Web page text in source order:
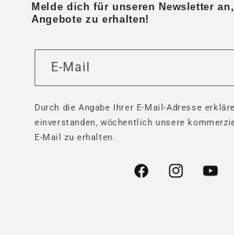
Melde dich für unseren Newsletter
Angebote zu erhalten!
E-Mail
Durch die Angabe Ihrer E-Mail-Adresse
einverstanden, wöchentlich unsere
E-Mail zu erhalten.
FacebookInstagram